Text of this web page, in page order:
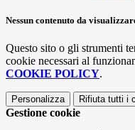
Nessun contenuto da
Questo sito o gli strumenti
cookie necessari al
COOKIE POLICY.
Personalizza Rifiuta tutti i
Gestione cookie